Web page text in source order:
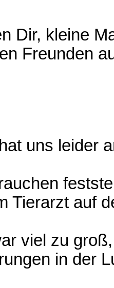
Dir, kleine
Freunden
uns leider
Tierarzt auf
viel zu
in der